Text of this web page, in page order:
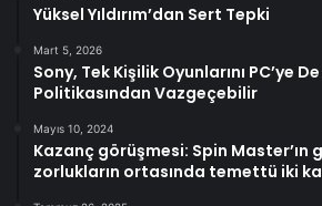
Yüksel Yıldırım’dan Sert Tepki
Mart 5, 2026
Sony, Tek Kişilik Oyunlarını PC’ye
Politikasından Vazgeçebilir
Mayıs 10, 2024
Kazanç görüşmesi: Spin Master’ın
zorlukların ortasında temettü iki